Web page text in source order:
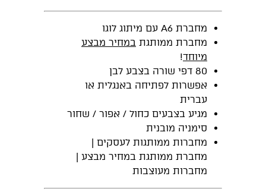
מחברת A6 עם מיתוג לוגו
מחברת ממותגת במחיר מבצע
מיוחד!
80 דפי שורה בצבע לבן
אפשרות לפתיחה באנגלית או
עברית
מגיע בצבעים כחול / אפור / שחור
סימניה מובנית
מחברות ממותגות לעסקים |
מחברת ממותגת במחיר מבצע |
מחברות מעוצבות